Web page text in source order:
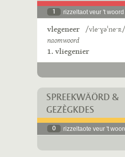
1 rizzeltaot veur 't woord
vlegeneer /vleˑɣəˈneˑʀ/
naomwoord
1. vliegenier
SPREEKWÄÖRD &
GEZÈGKDES
0 rizzeltaote veur 't